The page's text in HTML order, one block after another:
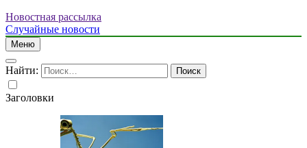
Новостная рассылка
Случайные новости
Меню
Найти:
Заголовки